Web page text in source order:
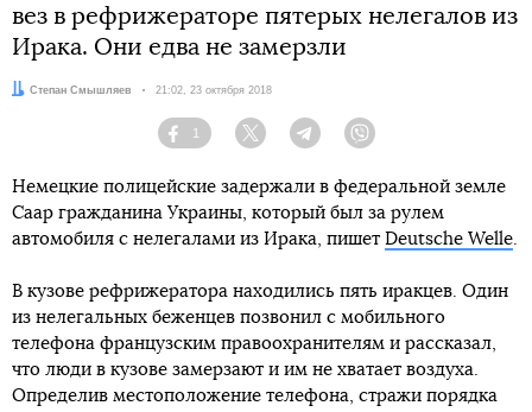
вез в рефрижераторе пятерых нелегалов из
Ирака. Они едва не замерзли
Автор:
Степан Смышляев Дата:
21:02, 23 октября 2018
Facebook
1
Twitter TelegramViber
Немецкие полицейские задержали в федеральной земле
Саар гражданина Украины, который был за рулем
автомобиля с нелегалами из Ирака, пишет Deutsche Welle.
В кузове рефрижератора находились пять иракцев. Один
из нелегальных беженцев позвонил с мобильного
телефона французским правоохранителям и рассказал,
что люди в кузове замерзают и им не хватает воздуха.
Определив местоположение телефона, стражи порядка